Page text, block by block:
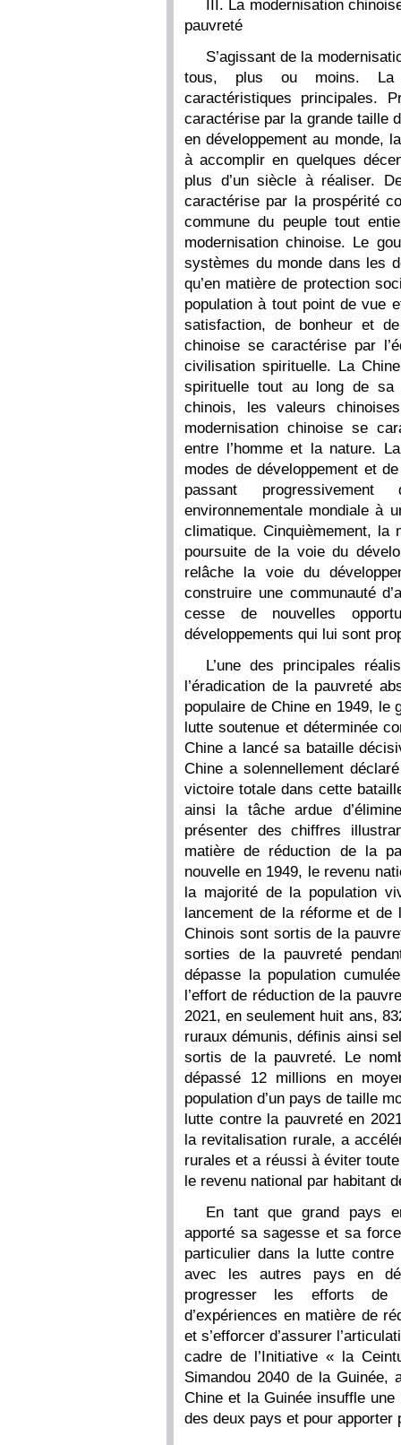
III. La modernisation
pauvreté
S’agissant de la
tous, plus ou moins. La
caractéristiques principales.
caractérise par la grande taille
en développement au monde,
à accomplir en quelques
plus d’un siècle à réaliser.
caractérise par la prospérité
commune du peuple tout
modernisation chinoise. Le
systèmes du monde dans les
qu’en matière de protection
population à tout point de vue
satisfaction, de bonheur et
chinoise se caractérise par
civilisation spirituelle. La
spirituelle tout au long de sa
chinois, les valeurs
modernisation chinoise se
entre l’homme et la nature.
modes de développement et
passant
environnementale mondiale à
climatique. Cinquièmement, la
poursuite de la voie du
relâche la voie du
construire une communauté
cesse de nouvelles
développements qui lui sont
L’une des principales
l’éradication de la pauvreté
populaire de Chine en 1949, le
lutte soutenue et déterminée
Chine a lancé sa bataille
Chine a solennellement
victoire totale dans cette
ainsi la tâche ardue
présenter des chiffres
matière de réduction de la
nouvelle en 1949, le revenu
la majorité de la population
lancement de la réforme et de
Chinois sont sortis de la
sorties de la pauvreté
dépasse la population
l’effort de réduction de la
2021, en seulement huit ans,
ruraux démunis, définis ainsi
sortis de la pauvreté. Le
dépassé 12 millions en
population d’un pays de taille
lutte contre la pauvreté en
la revitalisation rurale, a
rurales et a réussi à éviter
le revenu national par habitant
En tant que grand pays
apporté sa sagesse et sa
particulier dans la lutte
avec les autres pays en
progresser les efforts de
d’expériences en matière de
et s’efforcer d’assurer
cadre de l’Initiative « la
Simandou 2040 de la Guinée,
Chine et la Guinée insuffle
des deux pays et pour apporter